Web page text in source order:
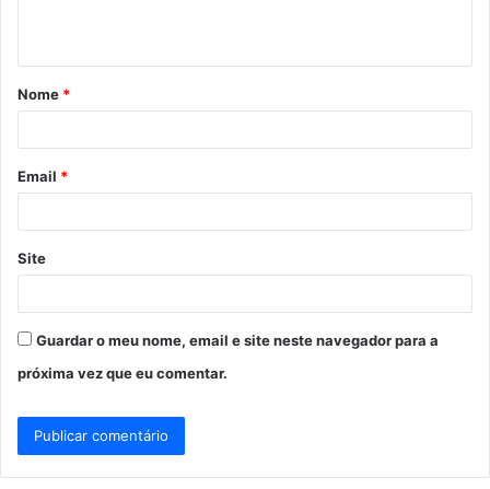
á
r
*
Nome *
Email *
Site
Guardar o meu nome, email e site neste navegador para a
próxima vez que eu comentar.